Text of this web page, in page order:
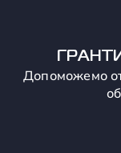
Допоможемо